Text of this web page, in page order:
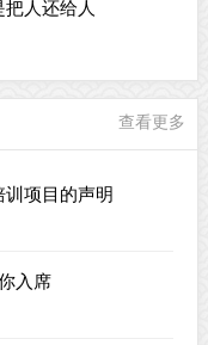
人还给人
查看更多
项目的声明
入席